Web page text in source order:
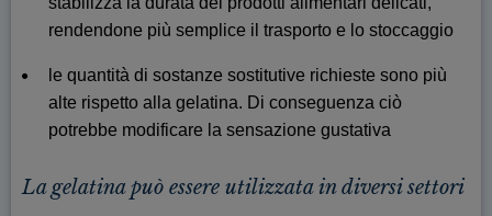
rendendone più semplice il trasporto e lo stoccaggio
le quantità di sostanze sostitutive richieste sono più
alte rispetto alla gelatina. Di conseguenza ciò
potrebbe modificare la sensazione gustativa
La gelatina può essere utilizzata in diversi settori